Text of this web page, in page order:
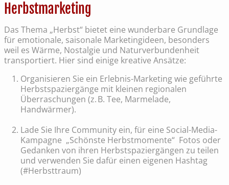
Herbstmarketing
Das Thema „Herbst“ bietet eine wunderbare Grundlage
für emotionale, saisonale Marketingideen, besonders
weil es Wärme, Nostalgie und Naturverbundenheit
transportiert. Hier sind einige kreative Ansätze:
Organisieren Sie ein Erlebnis-Marketing wie geführte
Herbstspaziergänge mit kleinen regionalen
Überraschungen (z. B. Tee, Marmelade,
Handwärmer).
Lade Sie Ihre Community ein, für eine Social-Media-
Kampagne „Schönste Herbstmomente“ Fotos oder
Gedanken von ihren Herbstspaziergängen zu teilen
und verwenden Sie dafür einen eigenen Hashtag
(#Herbsttraum)